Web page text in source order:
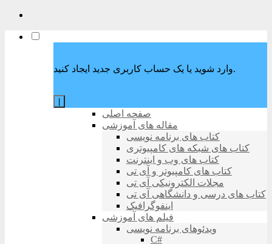
وارد شوید یا یک حساب کاربری جدید ایجاد کنید.
صفحه اصلی
مقاله های آموزشی
کتاب های برنامه نویسی
کتاب های شبکه های کامپیوتری
کتاب های وب و اینترنت
کتاب های کامپیوتر و آی تی
مجلات الکترونیکی آی تی
کتاب های درسی و دانشگاهی آی تی
اینفوگرافیک
فیلم های آموزشی
ویدئوهای برنامه نویسی
C#